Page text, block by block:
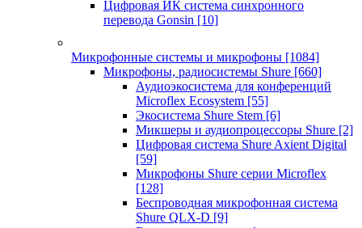
Цифровая ИК система синхронного
перевода Gonsin [10]
Микрофонные системы и микрофоны [1084]
Микрофоны, радиосистемы Shure [660]
Аудиоэкосистема для конференций
Microflex Ecosystem [55]
Экосистема Shure Stem [6]
Микшеры и аудиопроцессоры Shure [2]
Цифровая система Shure Axient Digital
[59]
Микрофоны Shure серии Microflex
[128]
Беспроводная микрофонная система
Shure QLX-D [9]